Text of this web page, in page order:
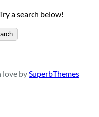
a search below!
love bySuperbThemes